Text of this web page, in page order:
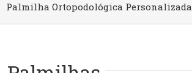
Palmilha Ortopodológica Personalizada